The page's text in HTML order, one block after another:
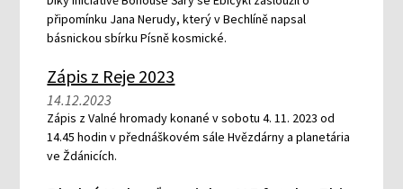
připomínku Jana Nerudy, který v Bechlíně napsal
básnickou sbírku Písně kosmické.
Zápis z Reje 2023
14.12.2023
Zápis z Valné hromady konané v sobotu 4. 11. 2023 od
14.45 hodin v přednáškovém sále Hvězdárny a planetária
ve Ždánicích.